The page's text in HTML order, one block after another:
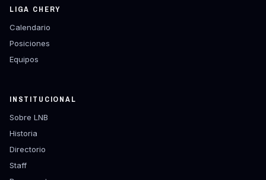
LIGA CHERY
Calendario
Posiciones
Equipos
INSTITUCIONAL
Sobre LNB
Historia
Directorio
Staff